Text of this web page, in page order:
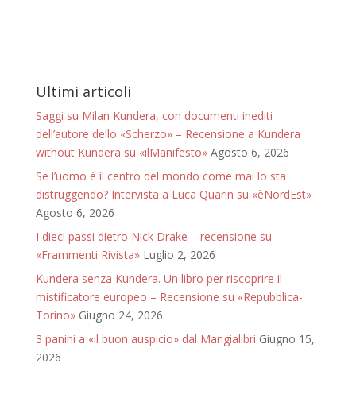
Ultimi articoli
Saggi su Milan Kundera, con documenti inediti
dell’autore dello «Scherzo» – Recensione a Kundera
without Kundera su «ilManifesto» Agosto 6, 2026
Se l’uomo è il centro del mondo come mai lo sta
distruggendo? Intervista a Luca Quarin su «èNordEst»
Agosto 6, 2026
I dieci passi dietro Nick Drake – recensione su
«Frammenti Rivista» Luglio 2, 2026
Kundera senza Kundera. Un libro per riscoprire il
mistificatore europeo – Recensione su «Repubblica-
Torino» Giugno 24, 2026
3 panini a «il buon auspicio» dal Mangialibri Giugno 15,
2026